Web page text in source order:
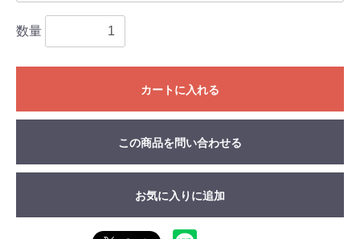
数量
カートに入れる
この商品を問い合わせる
お気に入りに追加